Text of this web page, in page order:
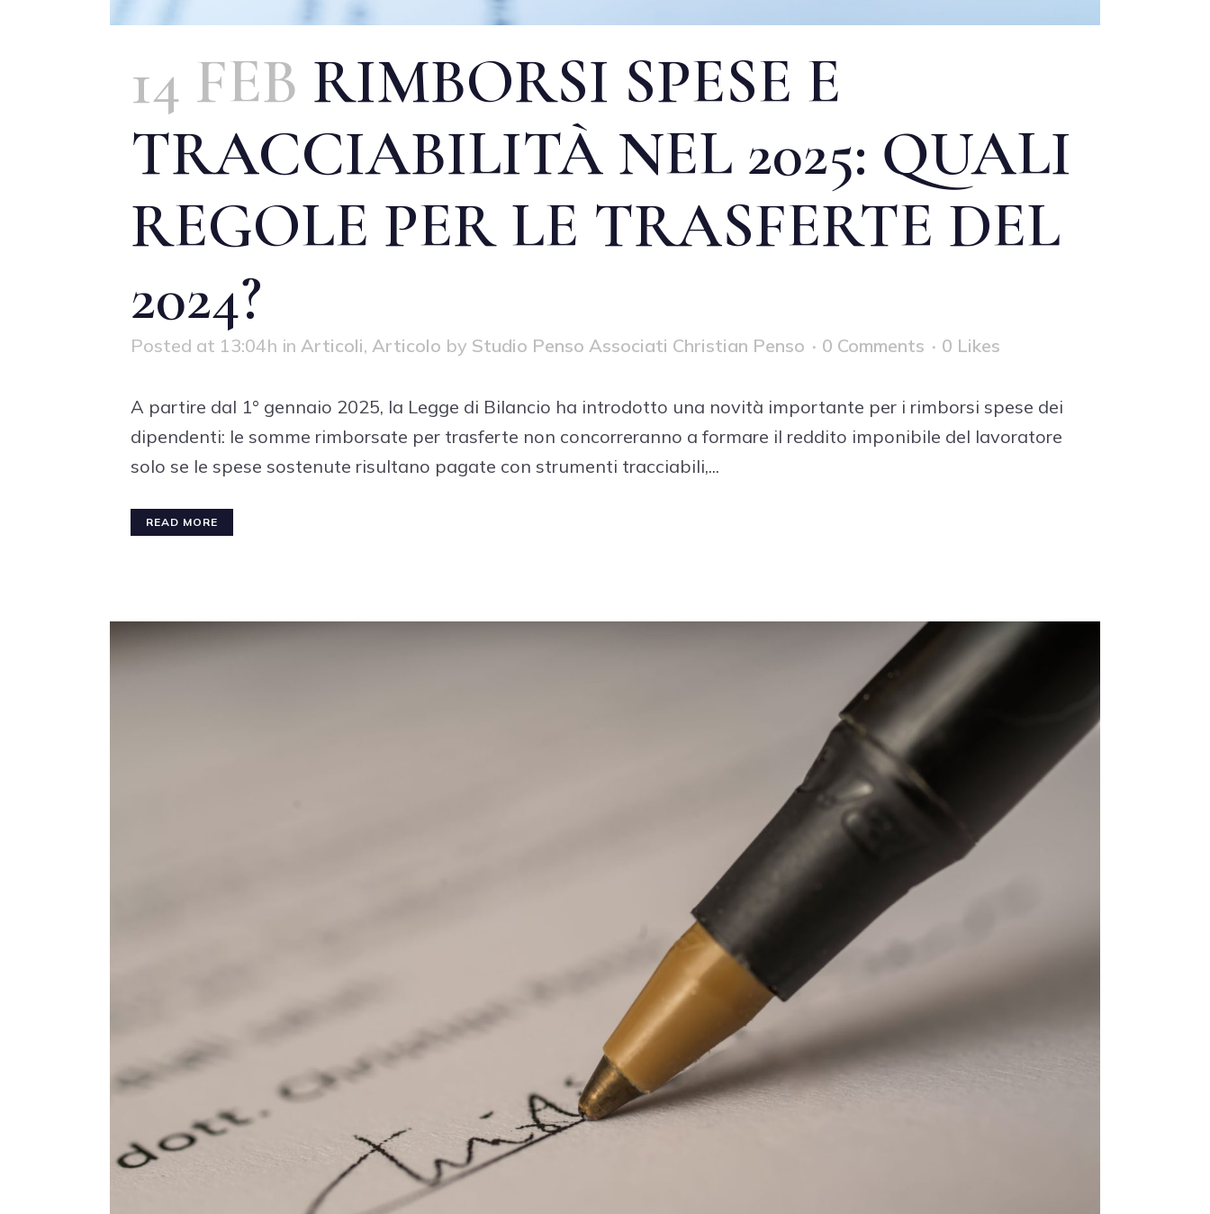
14 FEB RIMBORSI SPESE E
TRACCIABILITÀ NEL 2025: QUALI
REGOLE PER LE TRASFERTE DEL
2024?
Posted at 13:04h in Articoli, Articolo by Studio Penso Associati Christian Penso 0 Comments 0 Likes
A partire dal 1° gennaio 2025, la Legge di Bilancio ha introdotto una novità importante per i rimborsi spese dei
dipendenti: le somme rimborsate per trasferte non concorreranno a formare il reddito imponibile del lavoratore
solo se le spese sostenute risultano pagate con strumenti tracciabili,...
READ MORE